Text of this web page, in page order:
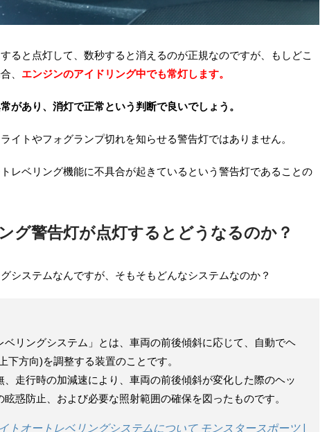
ると点灯して、数秒すると消えるのが正規なのですが、もしどこ
、 エンジンのアイドリング中でも常灯します。
があり、消灯で正常という判断で良いでしょう。
イトやフォグランプ切れを知らせる警告灯ではありません。
レベリング機能に不具合が起きているという警告灯であることの
グ警告灯が点灯するとどうなるのか？
システムなんですが、そもそもどんなシステムなのか？
ベリングシステム」とは、車両の前後傾斜に応じて、自動でヘ
下方向)を調整する装置のことです。
走行時の加減速により、車両の前後傾斜が変化した際のヘッ
眩惑防止、および必要な照射範囲の確保を図ったものです。
トオートレベリングシステムについて モンスタースポーツ |